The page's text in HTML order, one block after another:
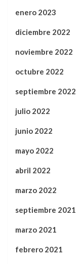
enero 2023
diciembre 2022
noviembre 2022
octubre 2022
septiembre 2022
julio 2022
junio 2022
mayo 2022
abril 2022
marzo 2022
septiembre 2021
marzo 2021
febrero 2021